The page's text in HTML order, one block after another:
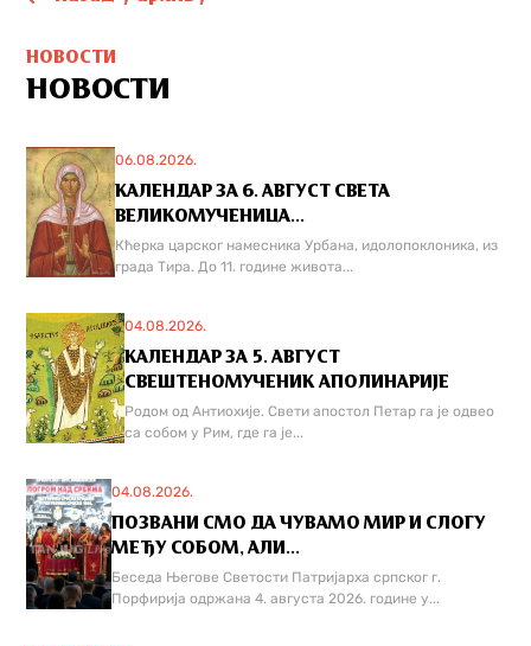
НОВОСТИ
НОВОСТИ
06.08.2026.
КАЛЕНДАР ЗА 6. АВГУСТ СВЕТА
ВЕЛИКОМУЧЕНИЦА...
Кћерка царског намесника Урбана, идолопоклоника, из
града Тира. До 11. године живота...
04.08.2026.
КАЛЕНДАР ЗА 5. АВГУСТ
СВЕШТЕНОМУЧЕНИК АПОЛИНАРИЈЕ
Родом од Антиохије. Свети апостол Петар га је одвео
са собом у Рим, где га је...
04.08.2026.
ПОЗВАНИ СМО ДА ЧУВАМО МИР И СЛОГУ
МЕЂУ СОБОМ, АЛИ...
Беседа Његове Светости Патријарха српског г.
Порфирија одржана 4. августа 2026. године у...